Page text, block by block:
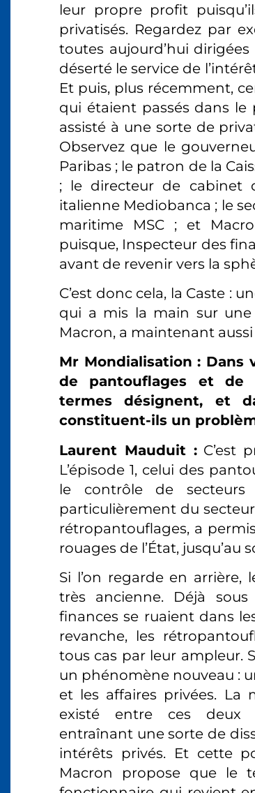
leur propre profit
privatisés. Regardez par
toutes aujourd’hui
déserté le service de
Et puis, plus récemment,
qui étaient passés dans
assisté à une sorte de
Observez que le
Paribas ; le patron de la
; le directeur de cabinet
italienne Mediobanca ; le
maritime MSC ; et
puisque, Inspecteur des
avant de revenir vers la
C’est donc cela, la Caste :
qui a mis la main sur
Macron, a maintenant
Mr Mondialisation :
de pantouflages et de
termes désignent, et
constituent-ils un
Laurent Mauduit :C’est
L’épisode 1, celui des
le contrôle de
particulièrement du
rétropantouflages, a
rouages de l’État, jusqu’au
Si l’on regarde en
très ancienne. Déjà
finances se ruaient dans
revanche, les
tous cas par leur ampleur.
un phénomène nouveau :
et les affaires privées. La
existé entre ces deux
entraînant une sorte de
intérêts privés. Et cette
Macron propose que le